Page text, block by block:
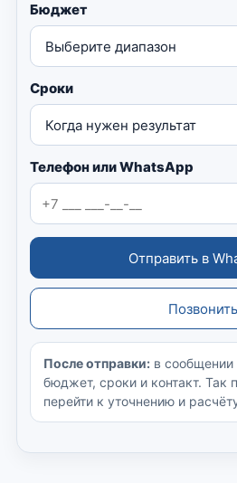
Бюджет
Сроки
Телефон или WhatsApp
Отправить в
Позвонить
После отправки: в сообщении
бюджет, сроки и контакт. Так
перейти к уточнению и